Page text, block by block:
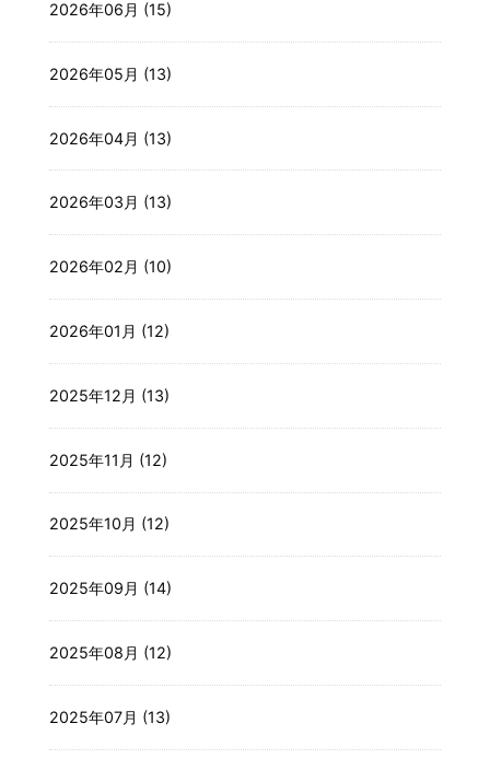
2026年06月 (15)
2026年05月 (13)
2026年04月 (13)
2026年03月 (13)
2026年02月 (10)
2026年01月 (12)
2025年12月 (13)
2025年11月 (12)
2025年10月 (12)
2025年09月 (14)
2025年08月 (12)
2025年07月 (13)